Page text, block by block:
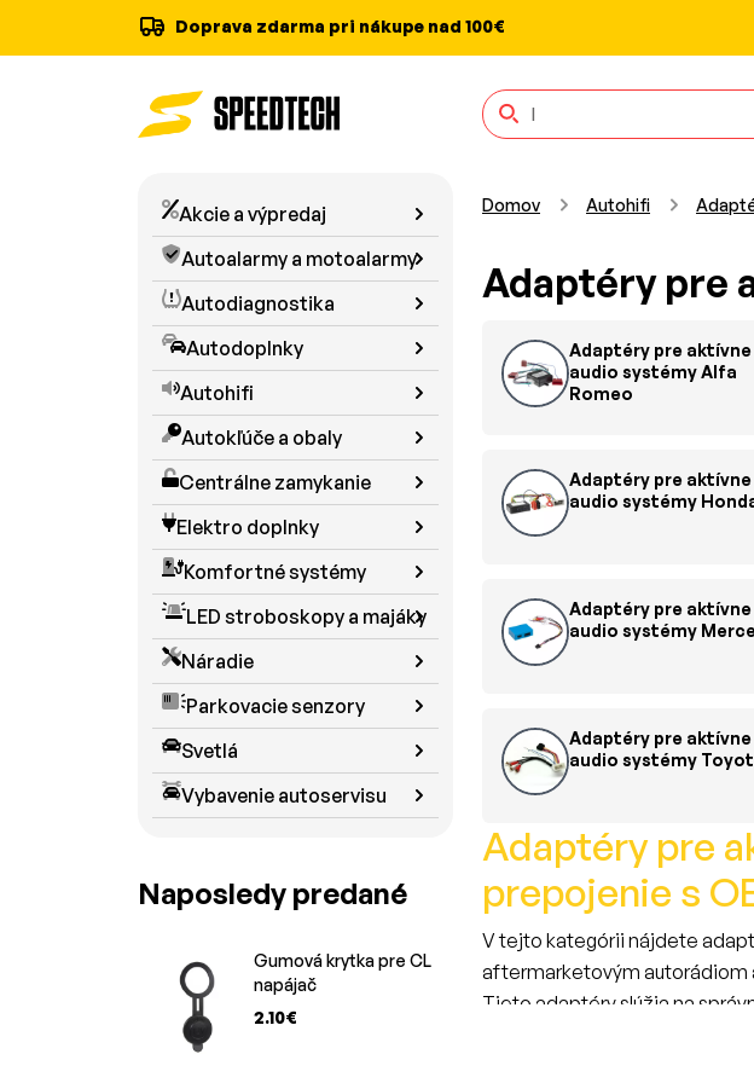
Doprava zdarma pri nákupe nad 100€
Akcie a výpredaj
Autoalarmy a motoalarmy
Autodiagnostika
Autodoplnky
Autohifi
Autokľúče a obaly
Centrálne zamykanie
Elektro doplnky
Komfortné systémy
LED stroboskopy a majáky
Náradie
Parkovacie senzory
Svetlá
Vybavenie autoservisu
Naposledy predané
Gumová krytka pre CL
napájač
2.10€
Domov Autohifi
Adaptéry pre
Adaptéry pre aktívne
audio systémy Alfa
Romeo
Adaptéry pre aktívne
audio systémy
Adaptéry pre aktívne
audio systémy
Adaptéry pre aktívne
audio systémy
Adaptéry pre
prepojenie s
V tejto kategórii nájdete
aftermarketovým autorádiom
Tieto adaptéry slúžia na